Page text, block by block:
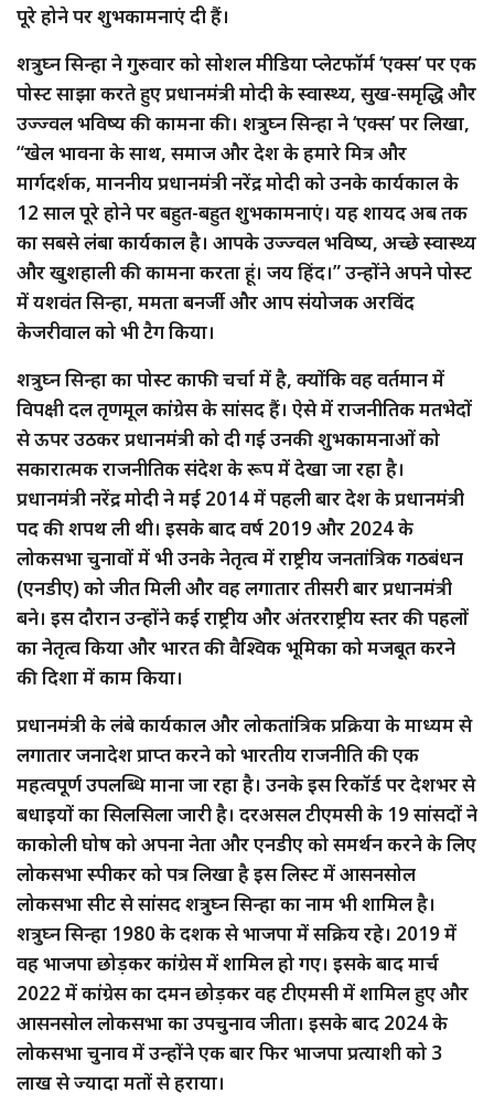
पूरे होने पर शुभकामनाएं दी हैं।
शत्रुघ्न सिन्हा ने गुरुवार को सोशल मीडिया प्लेटफॉर्म ‘एक्स’ पर एक
पोस्ट साझा करते हुए प्रधानमंत्री मोदी के स्वास्थ्य, सुख-समृद्धि और
उज्ज्वल भविष्य की कामना की। शत्रुघ्न सिन्हा ने ‘एक्स’ पर लिखा,
“खेल भावना के साथ, समाज और देश के हमारे मित्र और
मार्गदर्शक, माननीय प्रधानमंत्री नरेंद्र मोदी को उनके कार्यकाल के
12 साल पूरे होने पर बहुत-बहुत शुभकामनाएं। यह शायद अब तक
का सबसे लंबा कार्यकाल है। आपके उज्ज्वल भविष्य, अच्छे स्वास्थ्य
और खुशहाली की कामना करता हूं। जय हिंद।” उन्होंने अपने पोस्ट
में यशवंत सिन्हा, ममता बनर्जी और आप संयोजक अरविंद
केजरीवाल को भी टैग किया।
शत्रुघ्न सिन्हा का पोस्ट काफी चर्चा में है, क्योंकि वह वर्तमान में
विपक्षी दल तृणमूल कांग्रेस के सांसद हैं। ऐसे में राजनीतिक मतभेदों
से ऊपर उठकर प्रधानमंत्री को दी गई उनकी शुभकामनाओं को
सकारात्मक राजनीतिक संदेश के रूप में देखा जा रहा है।
प्रधानमंत्री नरेंद्र मोदी ने मई 2014 में पहली बार देश के प्रधानमंत्री
पद की शपथ ली थी। इसके बाद वर्ष 2019 और 2024 के
लोकसभा चुनावों में भी उनके नेतृत्व में राष्ट्रीय जनतांत्रिक गठबंधन
(एनडीए) को जीत मिली और वह लगातार तीसरी बार प्रधानमंत्री
बने। इस दौरान उन्होंने कई राष्ट्रीय और अंतरराष्ट्रीय स्तर की पहलों
का नेतृत्व किया और भारत की वैश्विक भूमिका को मजबूत करने
की दिशा में काम किया।
प्रधानमंत्री के लंबे कार्यकाल और लोकतांत्रिक प्रक्रिया के माध्यम से
लगातार जनादेश प्राप्त करने को भारतीय राजनीति की एक
महत्वपूर्ण उपलब्धि माना जा रहा है। उनके इस रिकॉर्ड पर देशभर से
बधाइयों का सिलसिला जारी है। दरअसल टीएमसी के 19 सांसदों ने
काकोली घोष को अपना नेता और एनडीए को समर्थन करने के लिए
लोकसभा स्पीकर को पत्र लिखा है इस लिस्ट में आसनसोल
लोकसभा सीट से सांसद शत्रुघ्न सिन्हा का नाम भी शामिल है।
शत्रुघ्न सिन्हा 1980 के दशक से भाजपा में सक्रिय रहे। 2019 में
वह भाजपा छोड़कर कांग्रेस में शामिल हो गए। इसके बाद मार्च
2022 में कांग्रेस का दमन छोड़कर वह टीएमसी में शामिल हुए और
आसनसोल लोकसभा का उपचुनाव जीता। इसके बाद 2024 के
लोकसभा चुनाव में उन्होंने एक बार फिर भाजपा प्रत्याशी को 3
लाख से ज्यादा मतों से हराया।